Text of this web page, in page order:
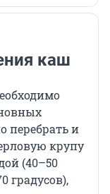
каш
перебрать и
крупу
(40–50
градусов),